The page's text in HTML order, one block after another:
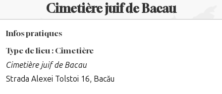
Cimetière juif de Bacau
Infos pratiques
Type de lieu : Cimetière
Cimetière juif de Bacau
Strada Alexei Tolstoi 16, Bacău